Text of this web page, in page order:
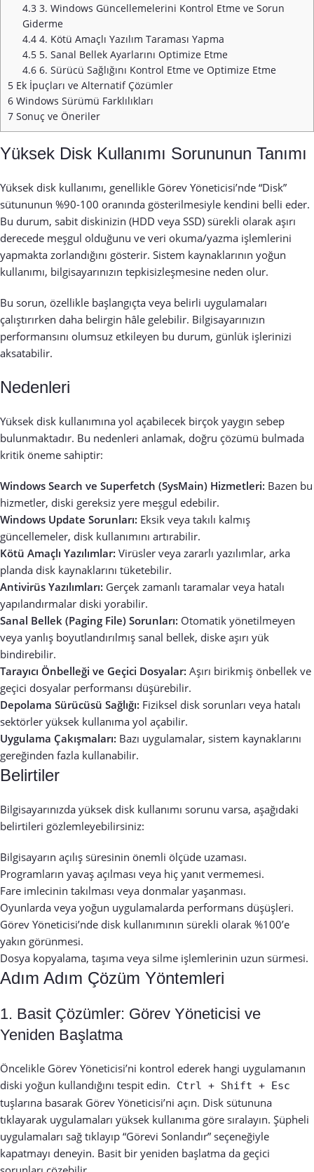
4.3 3. Windows Güncellemelerini Kontrol Etme ve Sorun
Giderme
4.4 4. Kötü Amaçlı Yazılım Taraması Yapma
4.5 5. Sanal Bellek Ayarlarını Optimize Etme
4.6 6. Sürücü Sağlığını Kontrol Etme ve Optimize Etme
5 Ek İpuçları ve Alternatif Çözümler
6 Windows Sürümü Farklılıkları
7 Sonuç ve Öneriler
Yüksek Disk Kullanımı Sorununun Tanımı
Yüksek disk kullanımı, genellikle Görev Yöneticisi’nde “Disk”
sütununun %90-100 oranında gösterilmesiyle kendini belli eder.
Bu durum, sabit diskinizin (HDD veya SSD) sürekli olarak aşırı
derecede meşgul olduğunu ve veri okuma/yazma işlemlerini
yapmakta zorlandığını gösterir. Sistem kaynaklarının yoğun
kullanımı, bilgisayarınızın tepkisizleşmesine neden olur.
Bu sorun, özellikle başlangıçta veya belirli uygulamaları
çalıştırırken daha belirgin hâle gelebilir. Bilgisayarınızın
performansını olumsuz etkileyen bu durum, günlük işlerinizi
aksatabilir.
Nedenleri
Yüksek disk kullanımına yol açabilecek birçok yaygın sebep
bulunmaktadır. Bu nedenleri anlamak, doğru çözümü bulmada
kritik öneme sahiptir:
Windows Search ve Superfetch (SysMain) Hizmetleri: Bazen bu
hizmetler, diski gereksiz yere meşgul edebilir.
Windows Update Sorunları: Eksik veya takılı kalmış
güncellemeler, disk kullanımını artırabilir.
Kötü Amaçlı Yazılımlar: Virüsler veya zararlı yazılımlar, arka
planda disk kaynaklarını tüketebilir.
Antivirüs Yazılımları: Gerçek zamanlı taramalar veya hatalı
yapılandırmalar diski yorabilir.
Sanal Bellek (Paging File) Sorunları: Otomatik yönetilmeyen
veya yanlış boyutlandırılmış sanal bellek, diske aşırı yük
bindirebilir.
Tarayıcı Önbelleği ve Geçici Dosyalar: Aşırı birikmiş önbellek ve
geçici dosyalar performansı düşürebilir.
Depolama Sürücüsü Sağlığı: Fiziksel disk sorunları veya hatalı
sektörler yüksek kullanıma yol açabilir.
Uygulama Çakışmaları: Bazı uygulamalar, sistem kaynaklarını
gereğinden fazla kullanabilir.
Belirtiler
Bilgisayarınızda yüksek disk kullanımı sorunu varsa, aşağıdaki
belirtileri gözlemleyebilirsiniz:
Bilgisayarın açılış süresinin önemli ölçüde uzaması.
Programların yavaş açılması veya hiç yanıt vermemesi.
Fare imlecinin takılması veya donmalar yaşanması.
Oyunlarda veya yoğun uygulamalarda performans düşüşleri.
Görev Yöneticisi’nde disk kullanımının sürekli olarak %100’e
yakın görünmesi.
Dosya kopyalama, taşıma veya silme işlemlerinin uzun sürmesi.
Adım Adım Çözüm Yöntemleri
1. Basit Çözümler: Görev Yöneticisi ve
Yeniden Başlatma
Öncelikle Görev Yöneticisi’ni kontrol ederek hangi uygulamanın
diski yoğun kullandığını tespit edin.
Ctrl + Shift + Esc
tuşlarına basarak Görev Yöneticisi’ni açın. Disk sütununa
tıklayarak uygulamaları yüksek kullanıma göre sıralayın. Şüpheli
uygulamaları sağ tıklayıp “Görevi Sonlandır” seçeneğiyle
kapatmayı deneyin. Basit bir yeniden başlatma da geçici